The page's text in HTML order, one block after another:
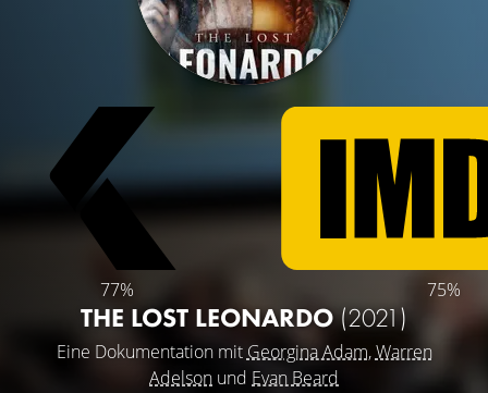
77% 75%
THE LOST LEONARDO(2021)
Eine Dokumentation mit Georgina Adam,Warren
Adelson und Evan Beard